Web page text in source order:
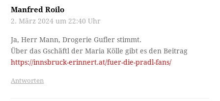
Manfred Roilo
2. März 2024 um 22:40 Uhr
Ja, Herr Mann, Drogerie Gufler stimmt.
Über das Gschäftl der Maria Kölle gibt es den Beitrag
https://innsbruck-erinnert.at/fuer-die-pradl-fans/
Antworten